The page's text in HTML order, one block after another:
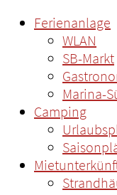
Ferienanlage
WLAN
SB-Markt
Marina-
Camping